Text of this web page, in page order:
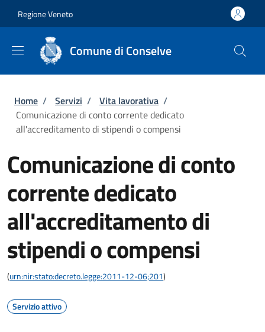
Regione Veneto
Comune di Conselve
Briciole di pane
Home / Servizi / Vita lavorativa /
Comunicazione di conto corrente dedicato
all'accreditamento di stipendi o compensi
Comunicazione di conto
corrente dedicato
all'accreditamento di
stipendi o compensi
(urn:nir:stato:decreto.legge:2011-12-06;201)
Servizio attivo